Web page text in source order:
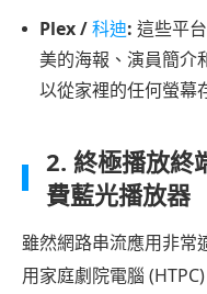
Plex /科迪: 這些平
美的海報、演員簡介
以從家裡的任何螢幕
2. 終極播放
費藍光播放器
雖然網路串流應用非常
用家庭劇院電腦